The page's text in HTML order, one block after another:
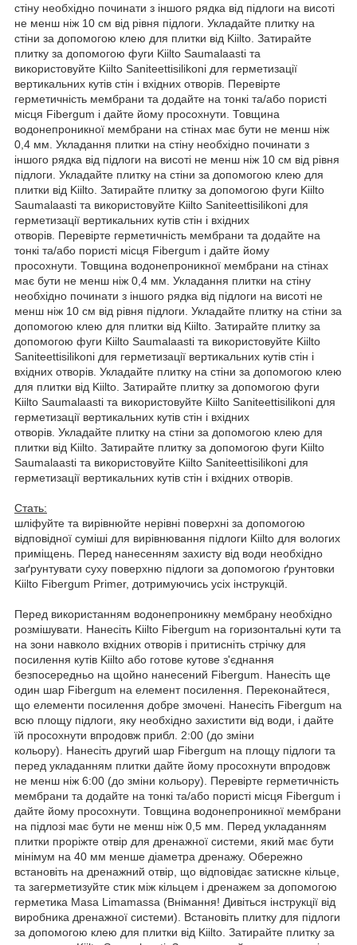
стіну необхідно починати з іншого рядка від підлоги на висоті
не менш ніж 10 см від рівня підлоги. Укладайте плитку на
стіни за допомогою клею для плитки від Kiilto. Затирайте
плитку за допомогою фуги Kiilto Saumalaasti та
використовуйте Kiilto Saniteettisilikoni для герметизації
вертикальних кутів стін і вхідних отворів. Перевірте
герметичність мембрани та додайте на тонкі та/або пористі
місця Fibergum і дайте йому просохнути. Товщина
водонепроникної мембрани на стінах має бути не менш ніж
0,4 мм. Укладання плитки на стіну необхідно починати з
іншого рядка від підлоги на висоті не менш ніж 10 см від рівня
підлоги. Укладайте плитку на стіни за допомогою клею для
плитки від Kiilto. Затирайте плитку за допомогою фуги Kiilto
Saumalaasti та використовуйте Kiilto Saniteettisilikoni для
герметизації вертикальних кутів стін і вхідних
отворів. Перевірте герметичність мембрани та додайте на
тонкі та/або пористі місця Fibergum і дайте йому
просохнути. Товщина водонепроникної мембрани на стінах
має бути не менш ніж 0,4 мм. Укладання плитки на стіну
необхідно починати з іншого рядка від підлоги на висоті не
менш ніж 10 см від рівня підлоги. Укладайте плитку на стіни за
допомогою клею для плитки від Kiilto. Затирайте плитку за
допомогою фуги Kiilto Saumalaasti та використовуйте Kiilto
Saniteettisilikoni для герметизації вертикальних кутів стін і
вхідних отворів. Укладайте плитку на стіни за допомогою клею
для плитки від Kiilto. Затирайте плитку за допомогою фуги
Kiilto Saumalaasti та використовуйте Kiilto Saniteettisilikoni для
герметизації вертикальних кутів стін і вхідних
отворів. Укладайте плитку на стіни за допомогою клею для
плитки від Kiilto. Затирайте плитку за допомогою фуги Kiilto
Saumalaasti та використовуйте Kiilto Saniteettisilikoni для
герметизації вертикальних кутів стін і вхідних отворів.
Стать:
шліфуйте та вирівнюйте нерівні поверхні за допомогою
відповідної суміші для вирівнювання підлоги Kiilto для вологих
приміщень. Перед нанесенням захисту від води необхідно
заґрунтувати суху поверхню підлоги за допомогою ґрунтовки
Kiilto Fibergum Primer, дотримуючись усіх інструкцій.
Перед використанням водонепроникну мембрану необхідно
розмішувати. Нанесіть Kiilto Fibergum на горизонтальні кути та
на зони навколо вхідних отворів і притисніть стрічку для
посилення кутів Kiilto або готове кутове з'єднання
безпосередньо на щойно нанесений Fibergum. Нанесіть ще
один шар Fibergum на елемент посилення. Переконайтеся,
що елементи посилення добре змочені. Нанесіть Fibergum на
всю площу підлоги, яку необхідно захистити від води, і дайте
їй просохнути впродовж прибл. 2:00 (до зміни
кольору). Нанесіть другий шар Fibergum на площу підлоги та
перед укладанням плитки дайте йому просохнути впродовж
не менш ніж 6:00 (до зміни кольору). Перевірте герметичність
мембрани та додайте на тонкі та/або пористі місця Fibergum і
дайте йому просохнути. Товщина водонепроникної мембрани
на підлозі має бути не менш ніж 0,5 мм. Перед укладанням
плитки проріжте отвір для дренажної системи, який має бути
мінімум на 40 мм менше діаметра дренажу. Обережно
встановіть на дренажний отвір, що відповідає затискне кільце,
та загерметизуйте стик між кільцем і дренажем за допомогою
герметика Masa Limamassa (Внімання! Дивіться інструкції від
виробника дренажної системи). Встановіть плитку для підлоги
за допомогою клею для плитки від Kiilto. Затирайте плитку за